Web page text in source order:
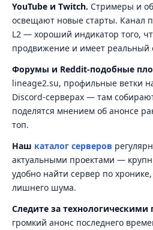
YouTube и Twitch. Стримеры и
освещают новые старты. Канал
L2 — хороший индикатор того,
продвижение и имеет реальный
Форумы и Reddit-подобные
lineage2.su, профильные ветки
Discord-серверах — там
поделятся мнением об анонсе
топ.
Наш каталог серверов
актуальными проектами —
удобно найти сервер по
лишнего шума.
Следите за
громкий анонс последнего